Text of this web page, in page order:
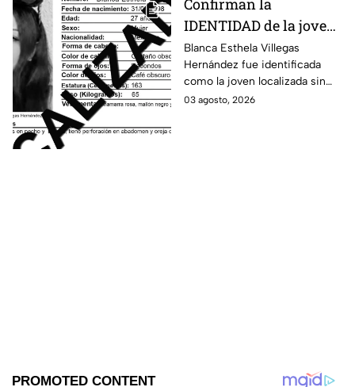
Confirman la
IDENTIDAD de la joven
hallada s1n v1da en
Celaya, Guanajuato;
llevaba dos días
desaparecida
Blanca Esthela Villegas
Hernández fue identificada
como la joven localizada sin
vida en Celaya, Guanajuato,
03 agosto, 2026